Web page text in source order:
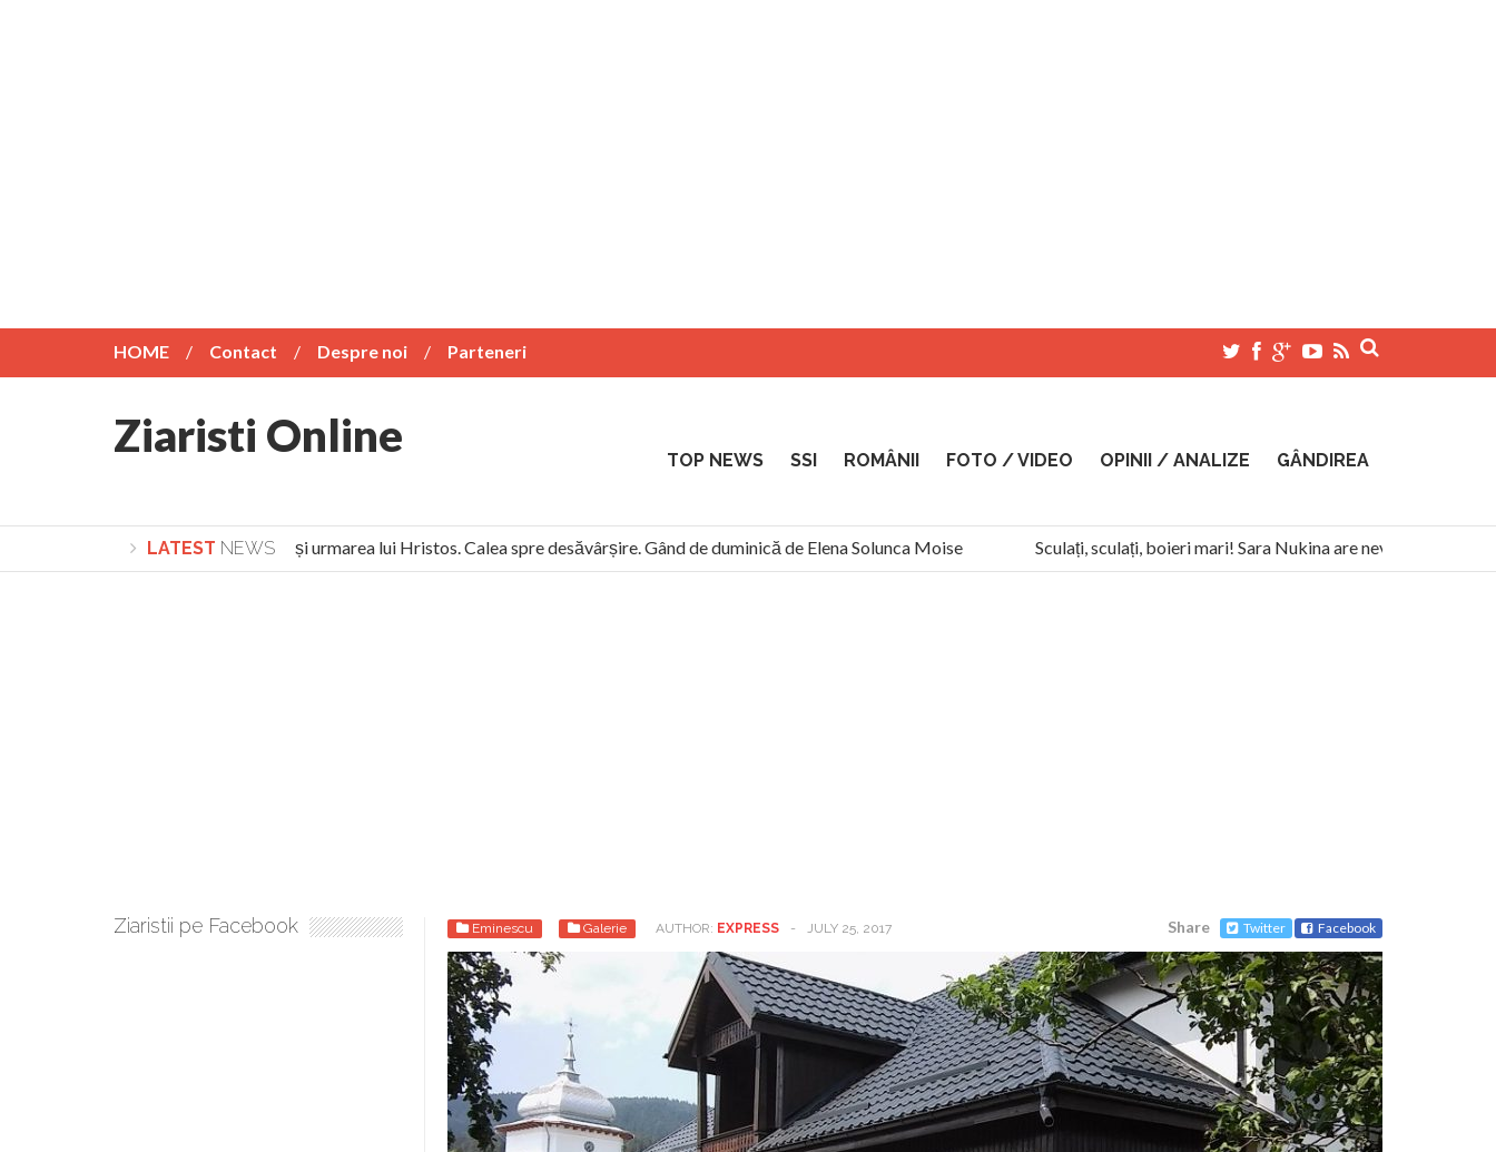
HOME Contact Despre noi Parteneri
Ziaristi Online TOP NEWS SSI ROMÂNII FOTO / VIDEO OPINII / ANALIZE GÂNDIREA
LATEST NEWS
Lepădarea de sine și urmarea lui Hristos. Calea spre desăvârșire. Gând de duminică de Elena Solunca Moise
Sculați, sculați, boieri mari! Sara Nukina are nevoie de ajutorul
Turnătorul DIE Lucian Boia înjură din nou poporul român: “românii sunt slavi, nu latini”. Fostul agent ceaușist de la Humanitas militează pentru federalizarea României
Eminescu Galerie AUTHOR: EXPRESS - JULY 25, 2017 Share Twitter Facebook
Ziaristii pe Facebook